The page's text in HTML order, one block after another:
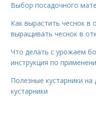
Выбор посадочного
Как вырастить чеснок в
выращивать чеснок в
Что делать с урожаем
инструкция по
Полезные кустарники
кустарники